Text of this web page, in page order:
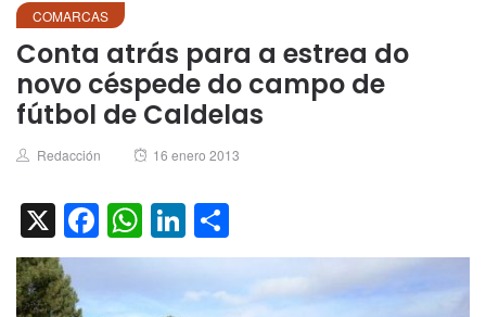
COMARCAS
Conta atrás para a estrea do
novo céspede do campo de
fútbol de Caldelas
Author
Redacción
Posted
16 enero 2013
X Facebook
WhatsApp
LinkedIn